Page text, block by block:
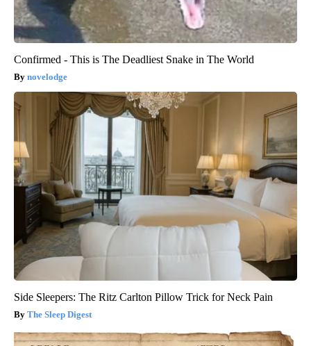
Confirmed - This is The Deadliest Snake in The World
novelodge
Side Sleepers: The Ritz Carlton Pillow Trick for Neck Pain
The Sleep Digest